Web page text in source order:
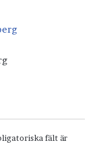
fält är